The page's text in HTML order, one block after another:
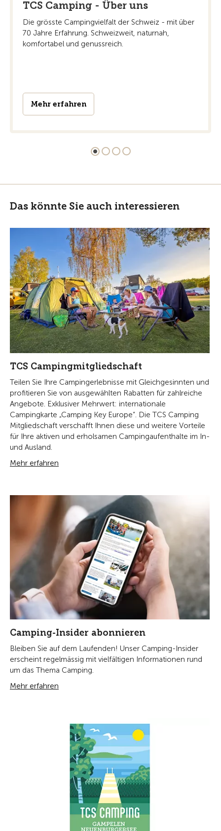
TCS Camping - Über uns
Die grösste Campingvielfalt der Schweiz - mit über
70 Jahre Erfahrung. Schweizweit, naturnah,
komfortabel und genussreich.
Mehr erfahren
Das könnte Sie auch interessieren
TCS Campingmitgliedschaft
Teilen Sie Ihre Campingerlebnisse mit Gleichgesinnten und
profitieren Sie von ausgewählten Rabatten für zahlreiche
Angebote. Exklusiver Mehrwert: internationale
Campingkarte „Camping Key Europe“. Die TCS Camping
Mitgliedschaft verschafft Ihnen diese und weitere Vorteile
für Ihre aktiven und erholsamen Campingaufenthalte im In-
und Ausland.
Mehr erfahren
Camping-Insider abonnieren
Bleiben Sie auf dem Laufenden! Unser Camping-Insider
erscheint regelmässig mit vielfältigen Informationen rund
um das Thema Camping.
Mehr erfahren